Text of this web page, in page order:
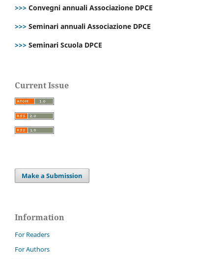
>>> Convegni annuali Associazione DPCE
>>> Seminari annuali Associazione DPCE
>>> Seminari Scuola DPCE
Current Issue
Make a Submission
Information
For Readers
For Authors